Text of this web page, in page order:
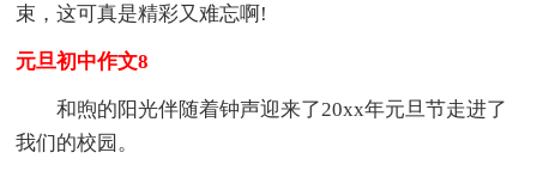
束，这可真是精彩又难忘啊!
元旦初中作文8
和煦的阳光伴随着钟声迎来了20xx年元旦节走进了
我们的校园。